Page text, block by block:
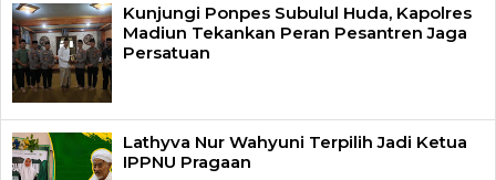
Kunjungi Ponpes Subulul Huda, Kapolres
Madiun Tekankan Peran Pesantren Jaga
Persatuan
Lathyva Nur Wahyuni Terpilih Jadi Ketua
IPPNU Pragaan